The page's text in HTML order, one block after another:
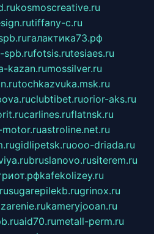
kosmoscreative.ru
tiffany-c.ru
галактика73.рф
spb.rufotsis.rutesiaes.ru
kazan.rumossilver.ru
tochkazvuka.msk.ru
clubtibet.ruorior-aks.ru
carlines.ruflatnsk.ru
astroline.net.ru
gidlipetsk.ruooo-driada.ru
bruslanovo.rusiterem.ru
kafekolizey.ru
sugarepilekb.rugrinox.ru
kameryjooan.ru
aid70.rumetall-perm.ru